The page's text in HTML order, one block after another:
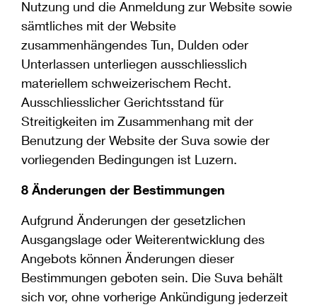
Nutzung und die Anmeldung zur Website sowie
sämtliches mit der Website
zusammenhängendes Tun, Dulden oder
Unterlassen unterliegen ausschliesslich
materiellem schweizerischem Recht.
Ausschliesslicher Gerichtsstand für
Streitigkeiten im Zusammenhang mit der
Benutzung der Website der Suva sowie der
vorliegenden Bedingungen ist Luzern.
8 Änderungen der Bestimmungen
Aufgrund Änderungen der gesetzlichen
Ausgangslage oder Weiterentwicklung des
Angebots können Änderungen dieser
Bestimmungen geboten sein. Die Suva behält
sich vor, ohne vorherige Ankündigung jederzeit